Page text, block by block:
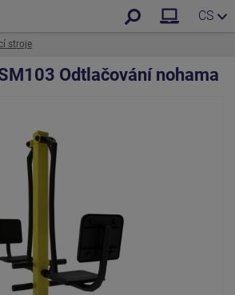
CS
stroje
Odtlačování nohama